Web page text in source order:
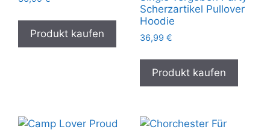
Produkt kaufen
Scherzartikel Pullover
Hoodie
36,99 €
Produkt kaufen